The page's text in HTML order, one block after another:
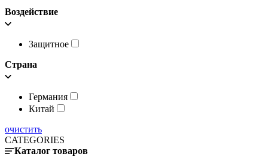
Воздействие
Защитное
Страна
Германия
Китай
очистить
CATEGORIES
Каталог товаров